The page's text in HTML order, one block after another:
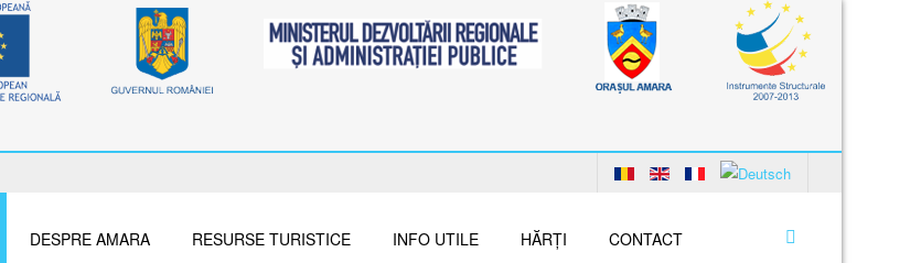
DESPRE AMARA RESURSE TURISTICE INFO UTILE HĂRȚI CONTACT